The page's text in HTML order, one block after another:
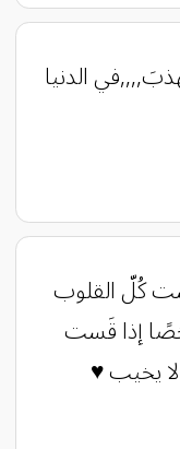
الدنيا
كُلّ القلوب
إذا قَست
يخيب ♥️